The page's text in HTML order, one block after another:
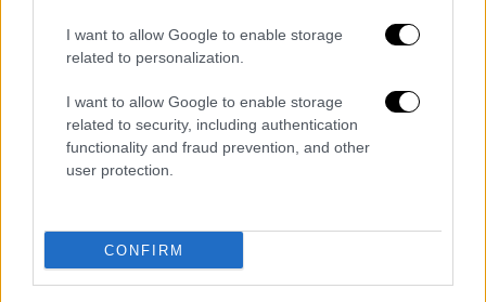
I want to allow Google to enable storage
related to personalization.
I want to allow Google to enable storage
related to security, including authentication
functionality and fraud prevention, and other
user protection.
CONFIRM
Για τις στιγμές που κάνουν το Πάσχα
μοναδικό
Το Πάσχα είναι, πάνω απ’ όλα, μια περίοδος
επανασύνδεσης - είτε στην πόλη είτε στο
περνούν από γενιά σε γενιά. Μέσα από το
public.gr, οι επισκέπτες μπορούν να